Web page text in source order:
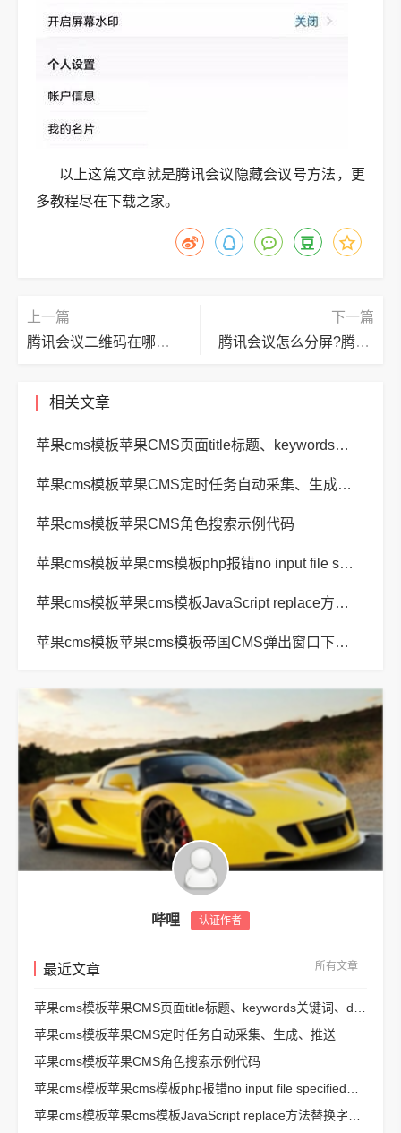
以上这篇文章就是腾讯会议隐藏会议号方法，更
多教程尽在下载之家。
上一篇
腾讯会议二维码在哪里?腾讯会议二维码查看方法
下一篇
腾讯会议怎么分屏?腾讯会议分屏方法
相关文章
苹果cms模板苹果CMS页面title标题、keywords关键词、description描述SEO优化
苹果cms模板苹果CMS定时任务自动采集、生成、推送
苹果cms模板苹果CMS角色搜索示例代码
苹果cms模板苹果cms模板php报错no input file specified解决方法
苹果cms模板苹果cms模板JavaScript replace方法替换字符串空格方法
苹果cms模板苹果cms模板帝国CMS弹出窗口下载方式改为点击链接直接下载教程
哔哩 认证作者
最近文章 所有文章
苹果cms模板苹果CMS定时任务自动采集、生成、推送
苹果cms模板苹果CMS角色搜索示例代码